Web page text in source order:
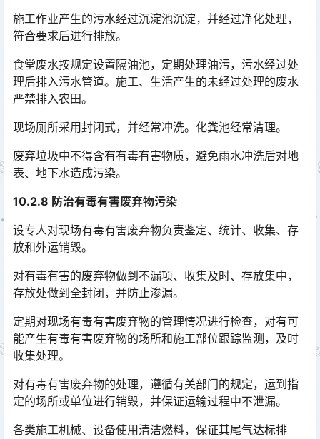
施工作业产生的污水经过沉淀池沉淀，并经过净化处理，
符合要求后进行排放。
食堂废水按规定设置隔油池，定期处理油污，污水经过处
理后排入污水管道。施工、生活产生的未经过处理的废水
严禁排入农田。
现场厕所采用封闭式，并经常冲洗。化粪池经常清理。
废弃垃圾中不得含有有毒有害物质，避免雨水冲洗后对地
表、地下水造成污染。
10.2.8 防治有毒有害废弃物污染
设专人对现场有毒有害废弃物负责鉴定、统计、收集、存
放和外运销毁。
对有毒有害的废弃物做到不漏项、收集及时、存放集中，
存放处做到全封闭，并防止渗漏。
定期对现场有毒有害废弃物的管理情况进行检查，对有可
能产生有毒有害废弃物的场所和施工部位跟踪监测，及时
收集处理。
对有毒有害废弃物的处理，遵循有关部门的规定，运到指
定的场所或单位进行销毁，并保证运输过程中不泄漏。
各类施工机械、设备使用清洁燃料，保证其尾气达标排